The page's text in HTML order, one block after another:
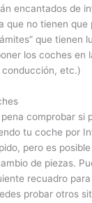
encantados de
que no tienen
que tienen
los coches en
etc.)
comprobar si
tu coche por
pero es
de piezas.
recuadro
probar otros